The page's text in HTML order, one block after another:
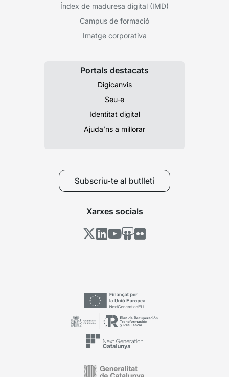
Índex de maduresa digital (IMD)
Campus de formació
Imatge corporativa
Portals destacats
Digicanvis
Seu-e
Identitat digital
Ajuda’ns a millorar
Subscriu-te al butlletí
Xarxes socials